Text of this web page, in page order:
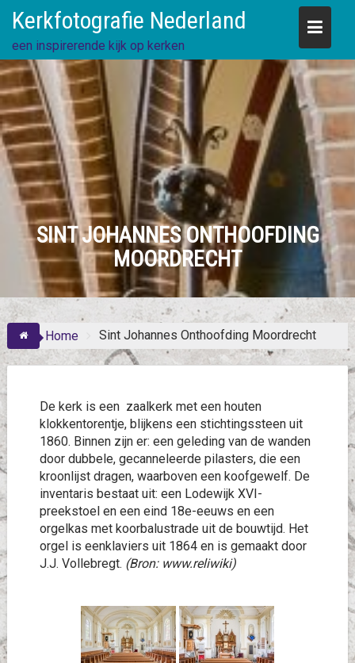
content
Kerkfotografie Nederland
een inspirerende kijk op kerken
SINT JOHANNES ONTHOOFDING
MOORDRECHT
Home Sint Johannes Onthoofding Moordrecht
De kerk is een zaalkerk met een houten
klokkentorentje, blijkens een stichtingssteen uit
1860. Binnen zijn er: een geleding van de wanden
door dubbele, gecanneleerde pilasters, die een
kroonlijst dragen, waarboven een koofgewelf. De
inventaris bestaat uit: een Lodewijk XVI-
preekstoel en een eind 18e-eeuws en een
orgelkas met koorbalustrade uit de bouwtijd. Het
orgel is eenklaviers uit 1864 en is gemaakt door
J.J. Vollebregt. (Bron: www.reliwiki)